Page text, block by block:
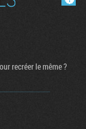
recréer le même ?